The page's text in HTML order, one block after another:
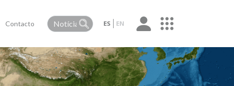
Contacto ES EN